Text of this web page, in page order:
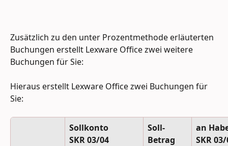
Zusätzlich zu den unter Prozentmethode erläuterten
Buchungen erstellt Lexware Office zwei weitere
Buchungen für Sie:
Hieraus erstellt Lexware Office zwei Buchungen für
Sie:
Sollkonto
SKR 03/04
Soll-
Betrag
an
SKR